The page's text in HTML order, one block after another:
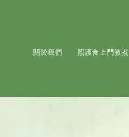
關於我們 照護食上門教煮